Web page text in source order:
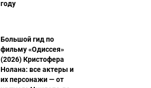
году
Большой гид по
фильму «Одиссея»
(2026) Кристофера
Нолана: все актеры и
их персонажи — от